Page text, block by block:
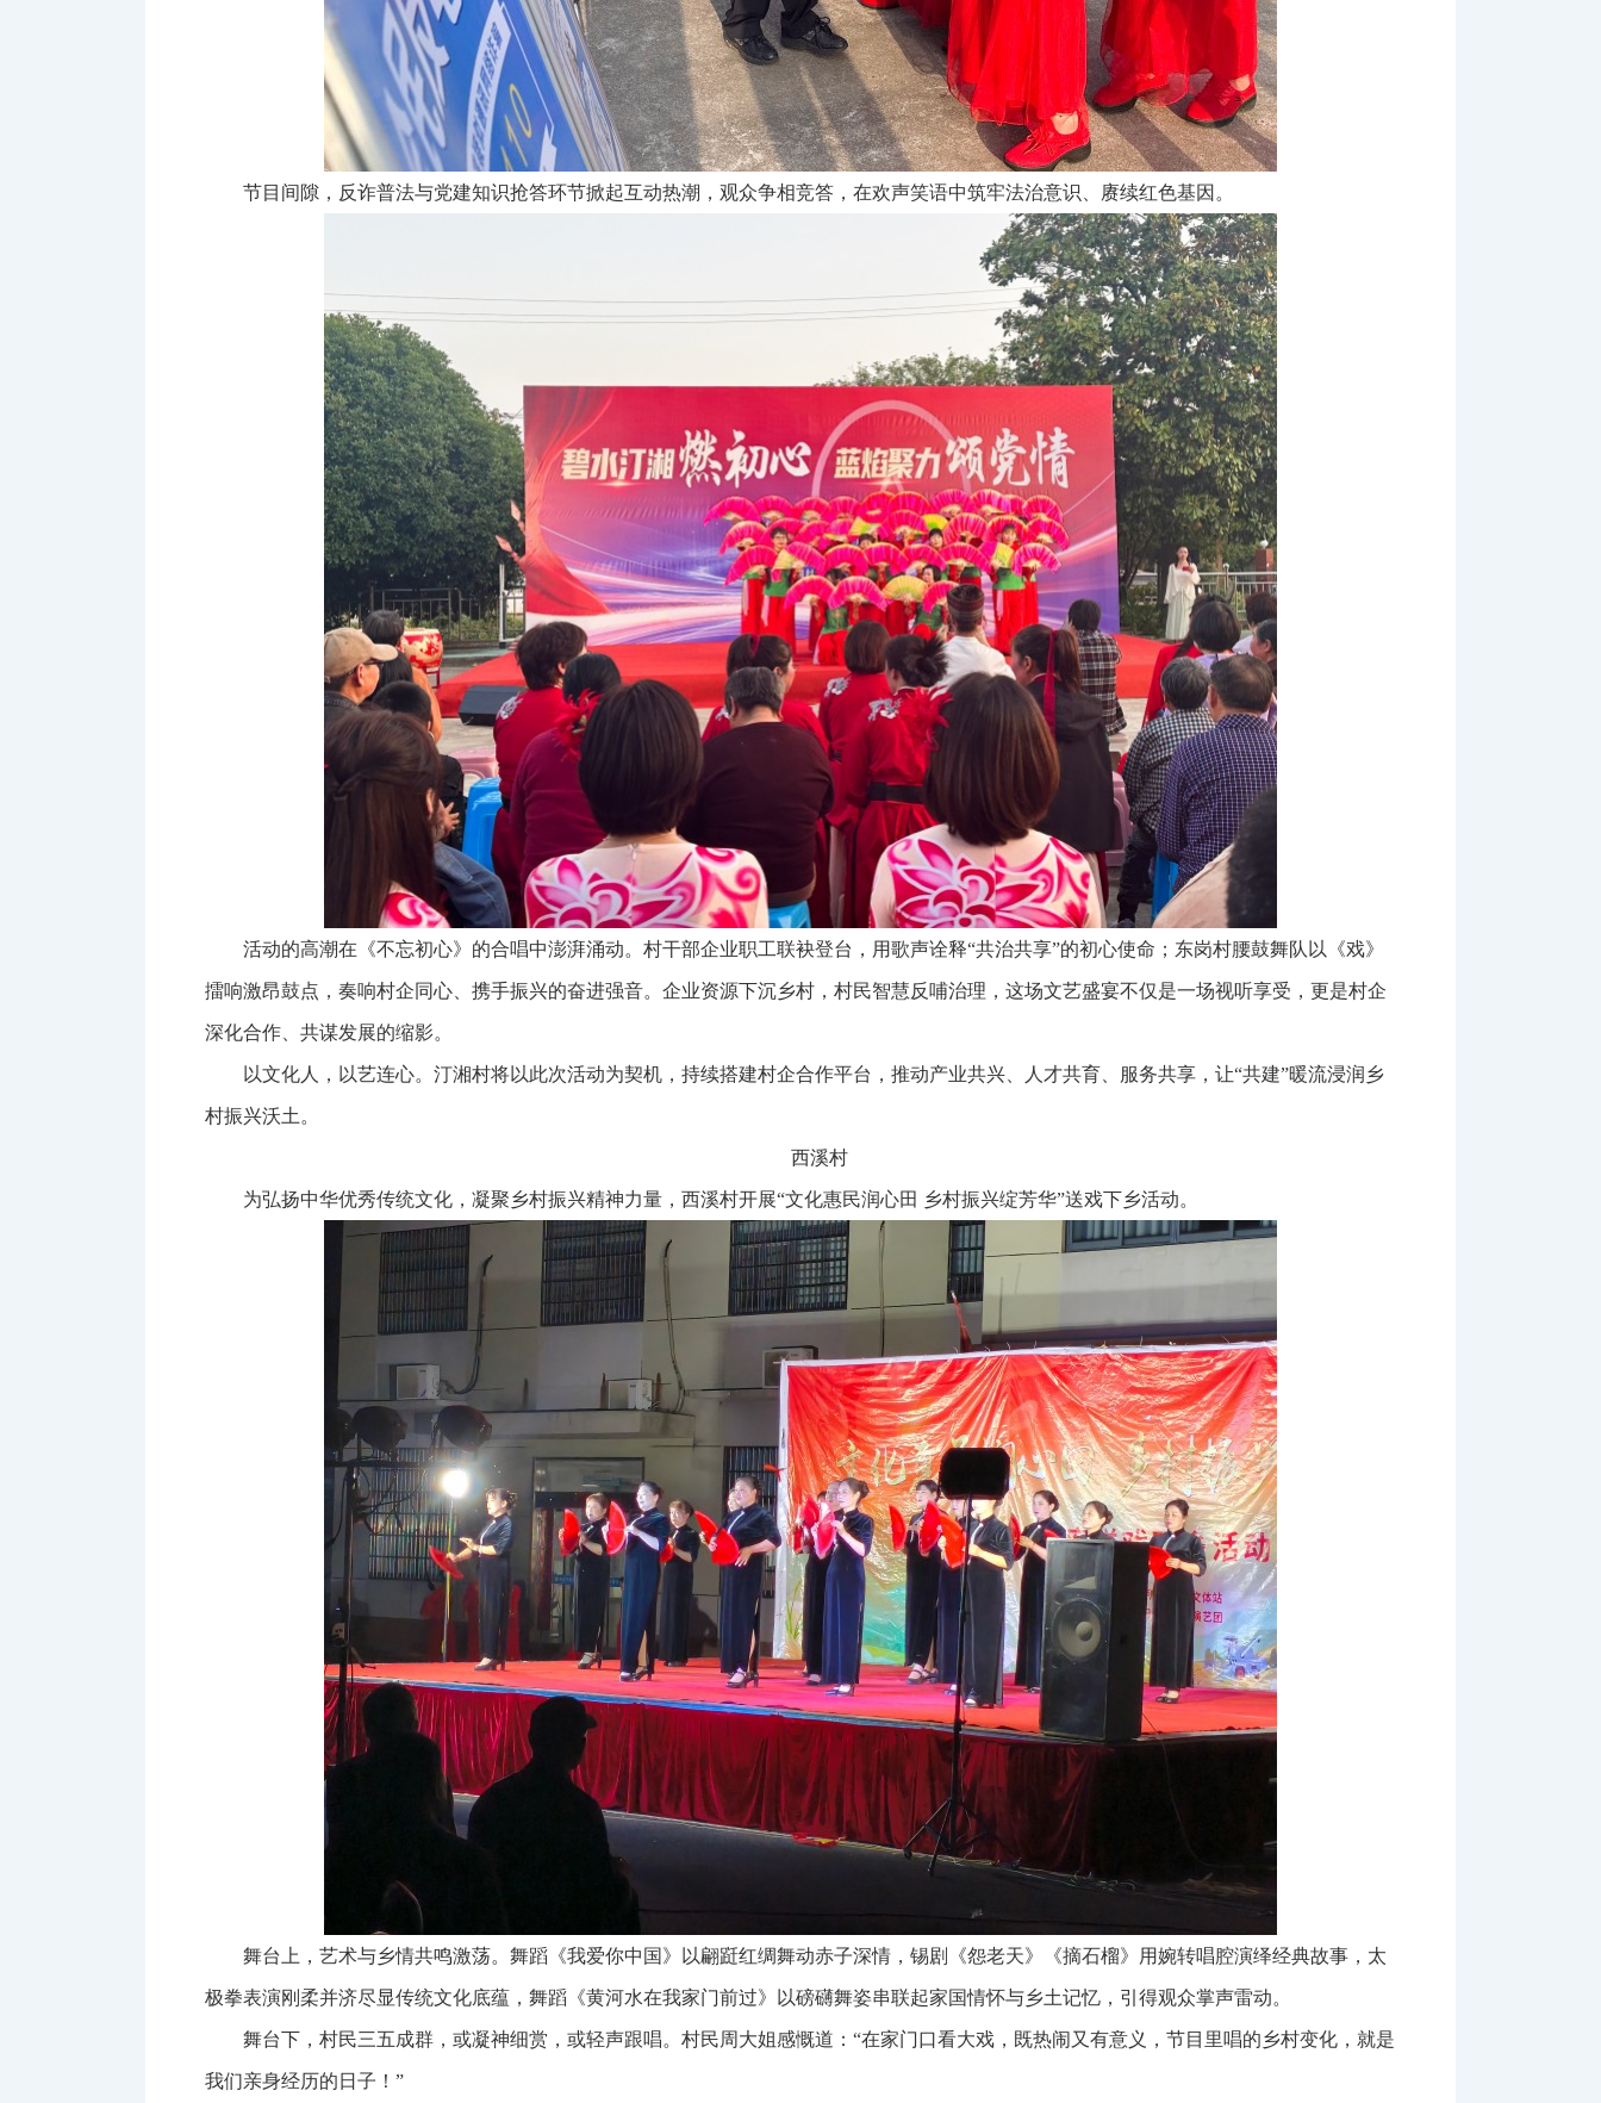
节目间隙，反诈普法与党建知识抢答环节掀起互动热潮，观众争相竞答，在欢声笑语中筑牢法治意识、赓续红色基因。
活动的高潮在《不忘初心》的合唱中澎湃涌动。村干部企业职工联袂登台，用歌声诠释“共治共享”的初心使命；东岗村腰鼓舞队以《戏》
擂响激昂鼓点，奏响村企同心、携手振兴的奋进强音。企业资源下沉乡村，村民智慧反哺治理，这场文艺盛宴不仅是一场视听享受，更是村企
深化合作、共谋发展的缩影。
以文化人，以艺连心。汀湘村将以此次活动为契机，持续搭建村企合作平台，推动产业共兴、人才共育、服务共享，让“共建”暖流浸润乡
村振兴沃土。
西溪村
为弘扬中华优秀传统文化，凝聚乡村振兴精神力量，西溪村开展“文化惠民润心田 乡村振兴绽芳华”送戏下乡活动。
舞台上，艺术与乡情共鸣激荡。舞蹈《我爱你中国》以翩跹红绸舞动赤子深情，锡剧《怨老天》《摘石榴》用婉转唱腔演绎经典故事，太
极拳表演刚柔并济尽显传统文化底蕴，舞蹈《黄河水在我家门前过》以磅礴舞姿串联起家国情怀与乡土记忆，引得观众掌声雷动。
舞台下，村民三五成群，或凝神细赏，或轻声跟唱。村民周大姐感慨道：“在家门口看大戏，既热闹又有意义，节目里唱的乡村变化，就是
我们亲身经历的日子！”